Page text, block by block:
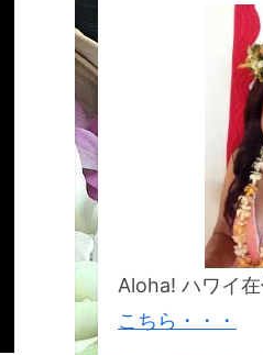
Aloha! ハワイ
こちら・・・